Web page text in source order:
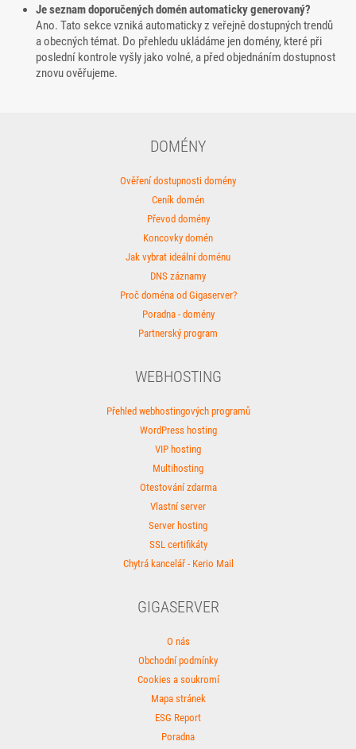
Je seznam doporučených domén automaticky generovaný?
Ano. Tato sekce vzniká automaticky z veřejně dostupných trendů
a obecných témat. Do přehledu ukládáme jen domény, které při
poslední kontrole vyšly jako volné, a před objednáním dostupnost
znovu ověřujeme.
DOMÉNY
Ověření dostupnosti domény
Ceník domén
Převod domény
Koncovky domén
Jak vybrat ideální doménu
DNS záznamy
Proč doména od Gigaserver?
Poradna - domény
Partnerský program
WEBHOSTING
Přehled webhostingových programů
WordPress hosting
VIP hosting
Multihosting
Otestování zdarma
Vlastní server
Server hosting
SSL certifikáty
Chytrá kancelář - Kerio Mail
GIGASERVER
O nás
Obchodní podmínky
Cookies a soukromí
Mapa stránek
ESG Report
Poradna